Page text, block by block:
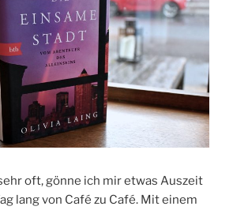
oft, gönne ich mir etwas Auszeit
lang von Café zu Café. Mit einem